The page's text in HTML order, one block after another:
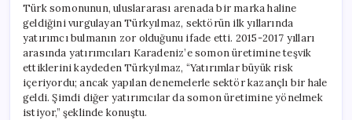
Türk somonunun, uluslararası arenada bir marka haline
geldiğini vurgulayan Türkyılmaz, sektörün ilk yıllarında
yatırımcı bulmanın zor olduğunu ifade etti. 2015-2017 yılları
arasında yatırımcıları Karadeniz’e somon üretimine teşvik
ettiklerini kaydeden Türkyılmaz, “Yatırımlar büyük risk
içeriyordu; ancak yapılan denemelerle sektör kazançlı bir hale
geldi. Şimdi diğer yatırımcılar da somon üretimine yönelmek
istiyor,” şeklinde konuştu.